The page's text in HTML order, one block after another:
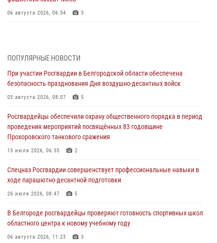
06 августа 2026, 06:54 3
05 августа 2026, 17:12 2
Росгвардейцы приняли участие в акции «Волна памяти»,
посвящённой 83‑й годовщине освобождения Белгорода от немецко
‑фашистских захватчиков
Росгвардия призывает белгородских владельцев оружия не
затягивать с перерегистрацией
05 августа 2026, 05:01
Росгвардейцы спасли раненого при атаке FPV-дрона ВСУ жителя
белгородского приграничья
04 августа 2026, 10:43
За неделю белгородские росгвардейцы пресекли свыше 130
правонарушений
04 августа 2026, 06:03
ПОПУЛЯРНЫЕ НОВОСТИ
При участии Росгвардии в Белгородской области обеспечена
безопасность празднования Дня воздушно-десантных войск
03 августа 2026, 08:07 5
Росгвардейцы обеспечили охрану общественного порядка в период
проведения мероприятий посвящённых 83 годовщине
Прохоровского танкового сражения
13 июля 2026, 06:35 2
Спецназ Росгвардии совершенствует профессиональные навыки в
ходе парашютно-десантной подготовки
26 июля 2026, 08:47 5
В Белгороде росгвардейцы проверяют готовность спортивных школ
областного центра к новому учебному году
06 августа 2026, 11:23 3